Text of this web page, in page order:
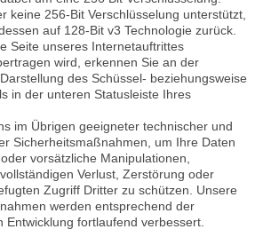
keine 256-Bit Verschlüsselung unterstützt,
auf 128-Bit v3 Technologie zurück.
Seite unseres Internetauftrittes
wird, erkennen Sie an der
des Schüssel- beziehungsweise
in der unteren Statusleiste Ihres
im Übrigen geeigneter technischer und
Sicherheitsmaßnahmen, um Ihre Daten
vorsätzliche Manipulationen,
Verlust, Zerstörung oder
Zugriff Dritter zu schützen. Unsere
werden entsprechend der
Entwicklung fortlaufend verbessert.